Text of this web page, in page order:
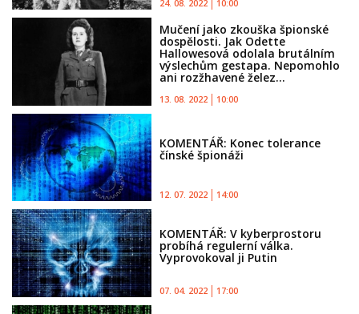
24. 08. 2022 10:00
Mučení jako zkouška špionské
dospělosti. Jak Odette
Hallowesová odolala brutálním
výslechům gestapa. Nepomohlo
ani rozžhavené želez...
13. 08. 2022 10:00
KOMENTÁŘ: Konec tolerance
čínské špionáži
12. 07. 2022 14:00
KOMENTÁŘ: V kyberprostoru
probíhá regulerní válka.
Vyprovokoval ji Putin
07. 04. 2022 17:00